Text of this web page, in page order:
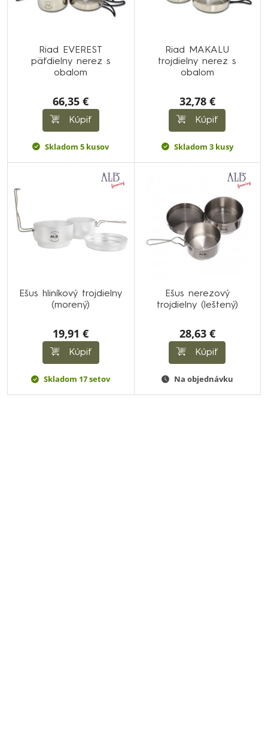
Riad EVEREST
päťdielny nerez s
obalom
66,35 €
Kúpiť
Skladom 5 kusov
Riad MAKALU
trojdielny nerez s
obalom
32,78 €
Kúpiť
Skladom 3 kusy
Ešus hliníkový trojdielny
(morený)
19,91 €
Kúpiť
Skladom 17 setov
Ešus nerezový
trojdielny (leštený)
28,63 €
Kúpiť
Na objednávku